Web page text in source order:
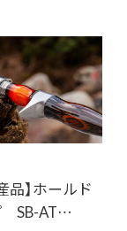
品】ホールド
SB-AT…